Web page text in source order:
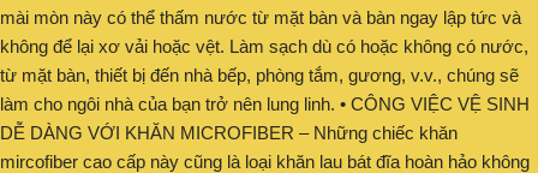
mài mòn này có thể thấm nước từ mặt bàn và bàn ngay lập tức và
không để lại xơ vải hoặc vệt. Làm sạch dù có hoặc không có nước,
từ mặt bàn, thiết bị đến nhà bếp, phòng tắm, gương, v.v., chúng sẽ
làm cho ngôi nhà của bạn trở nên lung linh. • CÔNG VIỆC VỆ SINH
DỄ DÀNG VỚI KHĂN MICROFIBER – Những chiếc khăn
mircofiber cao cấp này cũng là loại khăn lau bát đĩa hoàn hảo không